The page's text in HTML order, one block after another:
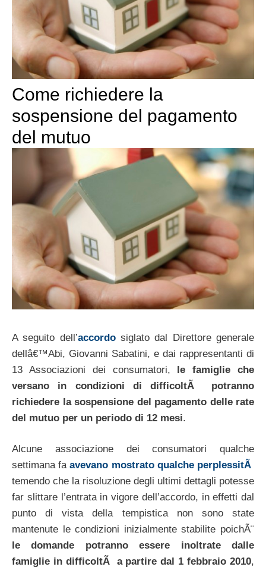
Come richiedere la
sospensione del pagamento
del mutuo
A seguito dell’accordosiglato dal Direttore generale
dellâ€™Abi, Giovanni Sabatini, e dai rappresentanti di
13 Associazioni dei consumatori, le famiglie che
versano in condizioni di difficoltÃ potranno
richiedere la sospensione del pagamento delle rate
del mutuo per un periodo di 12 mesi.
Alcune associazione dei consumatori qualche
settimana faavevano mostrato qualche perplessitÃ
temendo che la risoluzione degli ultimi dettagli potesse
far slittare l’entrata in vigore dell’accordo, in effetti dal
punto di vista della tempistica non sono state
mantenute le condizioni inizialmente stabilite poichÃ¨
le domande potranno essere inoltrate dalle
famiglie in difficoltÃ a partire dal 1 febbraio 2010,